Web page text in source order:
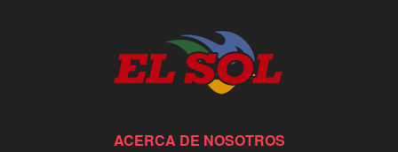
ACERCA DE NOSOTROS